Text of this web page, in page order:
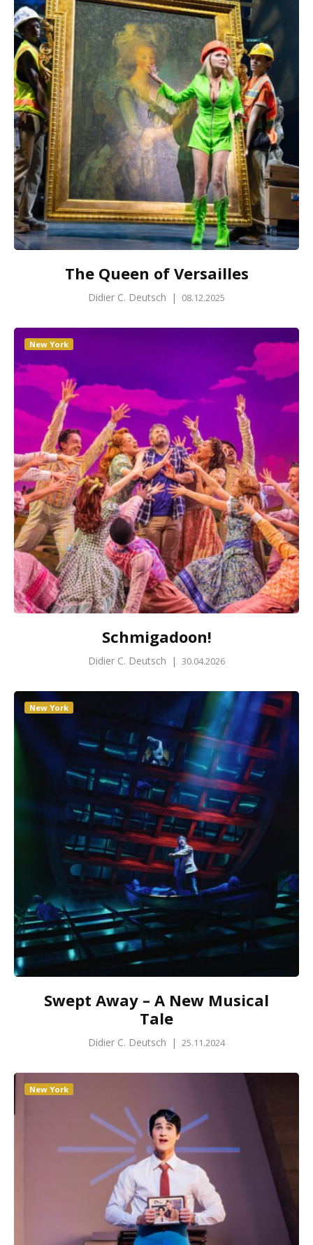
The Queen of Versailles
Didier C. Deutsch | 08.12.2025
New York
Schmigadoon!
Didier C. Deutsch | 30.04.2026
New York
Swept Away – A New Musical
Tale
Didier C. Deutsch | 25.11.2024
New York